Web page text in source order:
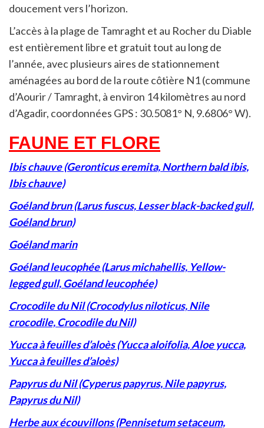
doucement vers l’horizon.
L’accès à la plage de Tamraght et au Rocher du Diable
est entièrement libre et gratuit tout au long de
l’année, avec plusieurs aires de stationnement
aménagées au bord de la route côtière N1 (commune
d’Aourir / Tamraght, à environ 14 kilomètres au nord
d’Agadir, coordonnées GPS : 30.5081° N, 9.6806° W).
FAUNE ET FLORE
Ibis chauve (Geronticus eremita, Northern bald ibis,
Ibis chauve)
Goéland brun (Larus fuscus, Lesser black-backed gull,
Goéland brun)
Goéland marin
Goéland leucophée (Larus michahellis, Yellow-
legged gull, Goéland leucophée)
Crocodile du Nil (Crocodylus niloticus, Nile
crocodile, Crocodile du Nil)
Yucca à feuilles d’aloès (Yucca aloifolia, Aloe yucca,
Yucca à feuilles d’aloès)
Papyrus du Nil (Cyperus papyrus, Nile papyrus,
Papyrus du Nil)
Herbe aux écouvillons (Pennisetum setaceum,